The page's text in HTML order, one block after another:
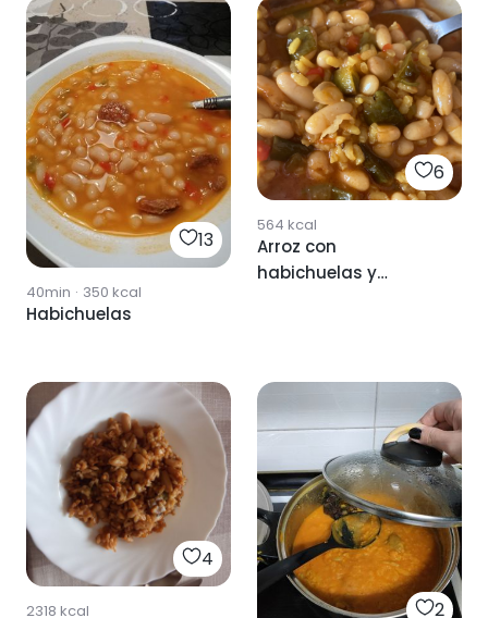
13
40min · 350 kcal
Habichuelas
6
564 kcal
Arroz con
habichuelas y
4
2318 kcal 2